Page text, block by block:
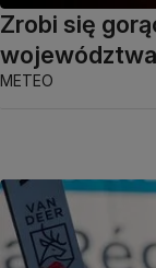
Zrobi się
METEO